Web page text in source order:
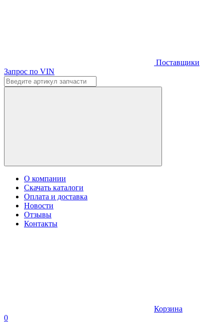
Поставщики
Запрос по VIN
О компании
Скачать каталоги
Оплата и доставка
Новости
Отзывы
Контакты
Корзина
0